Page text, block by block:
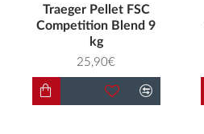
Traeger Pellet FSC
Competition Blend 9
kg
25,90€